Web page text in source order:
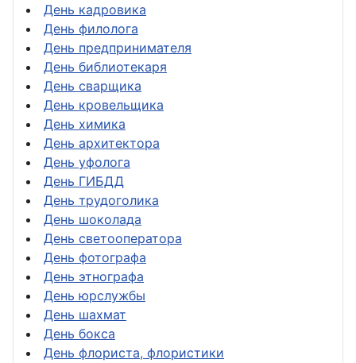
День кадровика
День филолога
День предпринимателя
День библиотекаря
День сварщика
День кровельщика
День химика
День архитектора
День уфолога
День ГИБДД
День трудоголика
День шоколада
День светооператора
День фотографа
День этнографа
День юрслужбы
День шахмат
День бокса
День флориста, флористики